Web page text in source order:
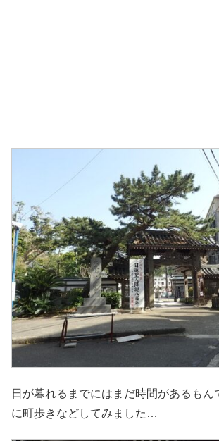
日が暮れるまでにはまだ時間があるもん
に町歩きなどしてみました…